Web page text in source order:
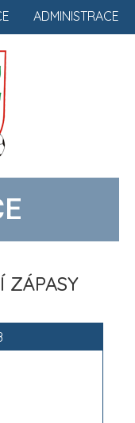
ADMINISTRACE
ZÁPASY